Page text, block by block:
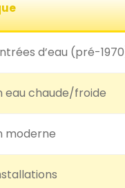
d’eau (pré-
eau chaude/froide
moderne